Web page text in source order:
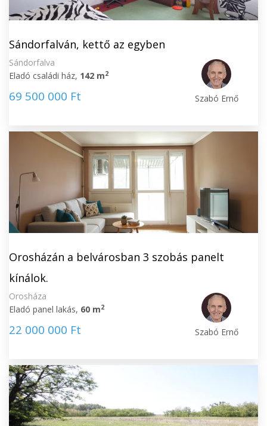
Sándorfalván, kettő az egyben
Sándorfalva
Eladó családi ház, 142 m2
69 500 000 Ft Szabó Ernő
Orosházán a belvárosban 3 szobás panelt
kínálok.
Orosháza
Eladó panel lakás, 60 m2
22 000 000 Ft Szabó Ernő